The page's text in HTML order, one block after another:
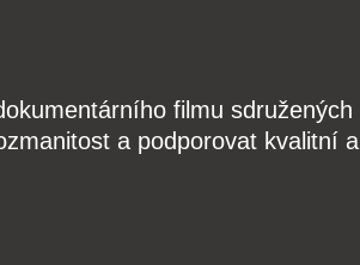
filmu sdružených
a podporovat kvalitní